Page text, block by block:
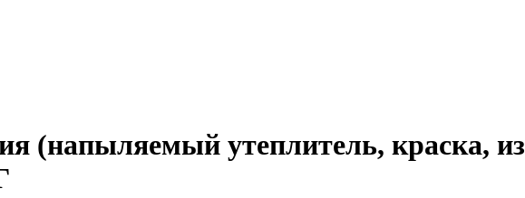
(напыляемый утеплитель, краска,